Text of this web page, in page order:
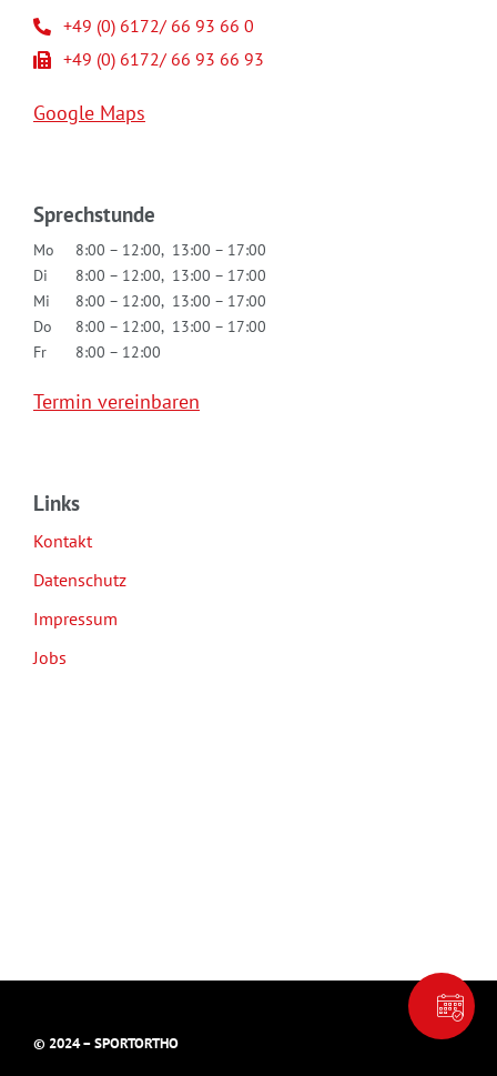
+49 (0) 6172/ 66 93 66 0
+49 (0) 6172/ 66 93 66 93
Google Maps
Sprechstunde
Mo
8:00 – 12:00, 13:00 – 17:00
Di
8:00 – 12:00, 13:00 – 17:00
Mi
8:00 – 12:00, 13:00 – 17:00
Do
8:00 – 12:00, 13:00 – 17:00
Fr
8:00 – 12:00
Termin vereinbaren
Links
Kontakt
Datenschutz
Impressum
Jobs
© 2024 – SPORTORTHO